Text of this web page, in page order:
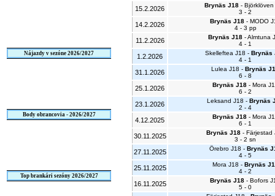
Nájazdy v sezóne 2026/2027
Body obrancovia - 2026/2027
Top brankári sezóny 2026/2027
15.2.2026 Brynäs J18 -
3 - 2
14.2.2026 Brynäs J18- MODO
4 - 3 pp
11.2.2026 Brynäs J18- Almtuna
4 - 1
1.2.2026 Skelleftea J18 - Brynäs
4 - 1
31.1.2026 Lulea J18 - Brynäs
6 - 8
25.1.2026 Brynäs J18- Mora
6 - 2
23.1.2026 Leksand J18 - Brynäs
2 - 4
4.12.2025 Brynäs J18- Mora
6 - 1
30.11.2025 Brynäs J18- Färjestad
3 - 2 sn
27.11.2025 Örebro J18 - Brynäs
4 - 5
25.11.2025 Mora J18 - Brynäs
4 - 2
16.11.2025 Brynäs J18 - Bofors
5 - 0